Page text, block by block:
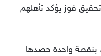
فوز يؤكد تأهلهم
بنقطة واحدة حصدها